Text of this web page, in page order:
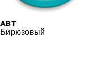
ABT
Бирюзовый